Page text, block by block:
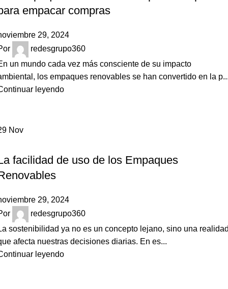
empacar compras
29, 2024
redesgrupo360
un mundo cada vez más consciente de su impacto
los empaques renovables se han convertido en la
leyendo
Nov
facilidad de uso de los Empaques
29, 2024
redesgrupo360
sostenibilidad ya no es un concepto lejano, sino una
afecta nuestras decisiones diarias. En es...
leyendo